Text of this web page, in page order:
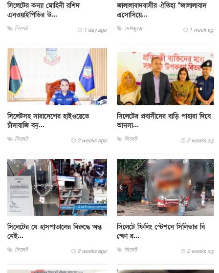
সিলেটের কন্যা মোহিনী রশিদ
এনওয়াইপিডির উ...
সিলেট 1 day ago
জালালাবাদবাসীর ঐতিহ্য "জালালাবাদ
এসোসিয়ে...
দেশজুড়ে 1 week ago
সিলেটসহ সারাদেশের হাইওয়েতে
চাঁদাবাজি বন্...
সিলেট 2 weeks ago
সিলেটের প্রবাসীদের বাড়ি পাহারা দিবে
আনসা...
সিলেট 2 weeks ago
সিলেটের যে হাসপাতালের বিরুদ্ধে অন্ত
নেই...
সিলেট 2 weeks ago
সিলেটে ফিলিং স্টেশনে সিলিন্ডার বি
স্ফো র...
সিলেট 2 weeks ago